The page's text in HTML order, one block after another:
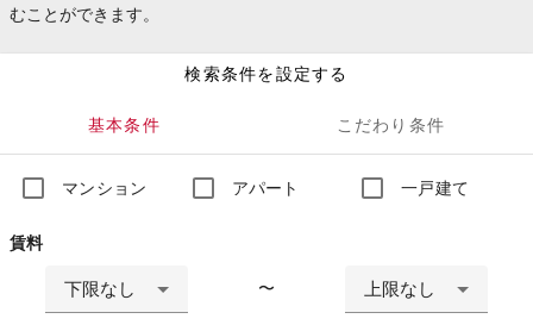
むことができます。
検索条件を設定する
基本条件 こだわり条件
マンション アパート 一戸建て
賃料
下限なし 〜 上限なし